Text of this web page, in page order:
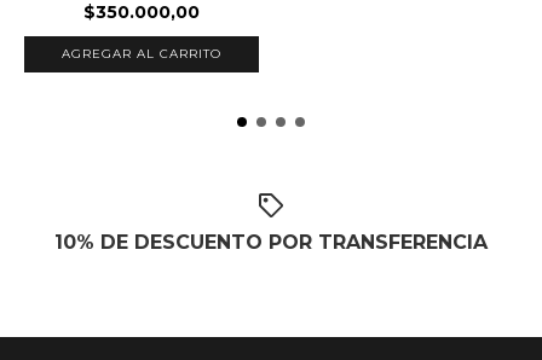
$350.000,00
AGREGAR AL CARRITO
10% DE DESCUENTO POR TRANSFERENCIA